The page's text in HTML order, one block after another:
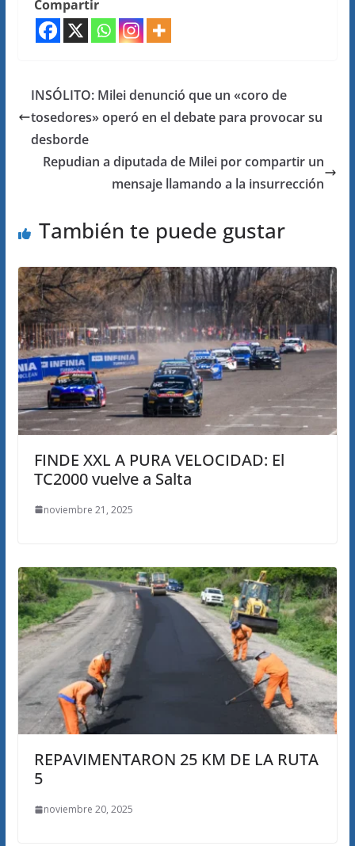
Compartir
INSÓLITO: Milei denunció que un «coro de
tosedores» operó en el debate para provocar su
desborde
Repudian a diputada de Milei por compartir un
mensaje llamando a la insurrección
También te puede gustar
FINDE XXL A PURA VELOCIDAD: El
TC2000 vuelve a Salta
noviembre 21, 2025
REPAVIMENTARON 25 KM DE LA RUTA
5
noviembre 20, 2025